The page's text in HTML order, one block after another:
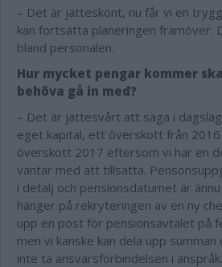
– Det är jätteskönt, nu får vi en
kan fortsätta planeringen framöver.
bland personalen.
Hur mycket pengar kommer
behöva gå in med?
– Det är jättesvårt att säga i
eget kapital, ett överskott från 2016
överskott 2017 eftersom vi har en
väntar med att tillsätta.
i detalj och pensionsdatumet är
hänger på rekryteringen av en ny
upp en post för pensionsavtalet på
men vi kanske kan dela upp
inte ta ansvarsförbindelsen i